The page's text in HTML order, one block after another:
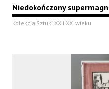
Niedokończony
Kolekcja Sztuki XX i XXI wieku